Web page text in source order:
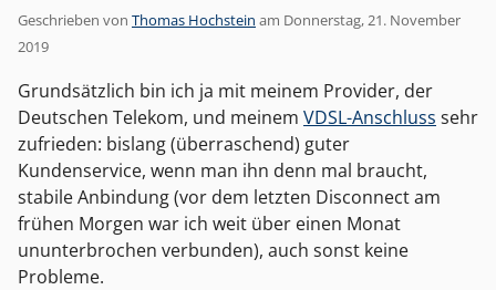
Geschrieben von Thomas Hochstein am Donnerstag, 21. November
2019
Grundsätzlich bin ich ja mit meinem Provider, der
Deutschen Telekom, und meinem VDSL-Anschluss sehr
zufrieden: bislang (überraschend) guter
Kundenservice, wenn man ihn denn mal braucht,
stabile Anbindung (vor dem letzten Disconnect am
frühen Morgen war ich weit über einen Monat
ununterbrochen verbunden), auch sonst keine
Probleme.